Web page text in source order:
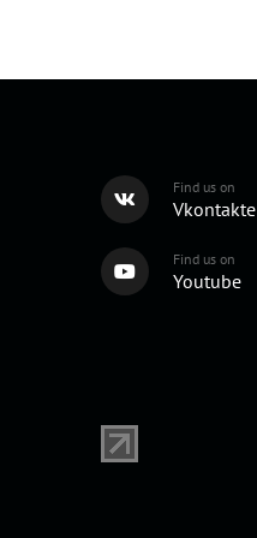
Find us on
Vkontakte
Find us on
Youtube